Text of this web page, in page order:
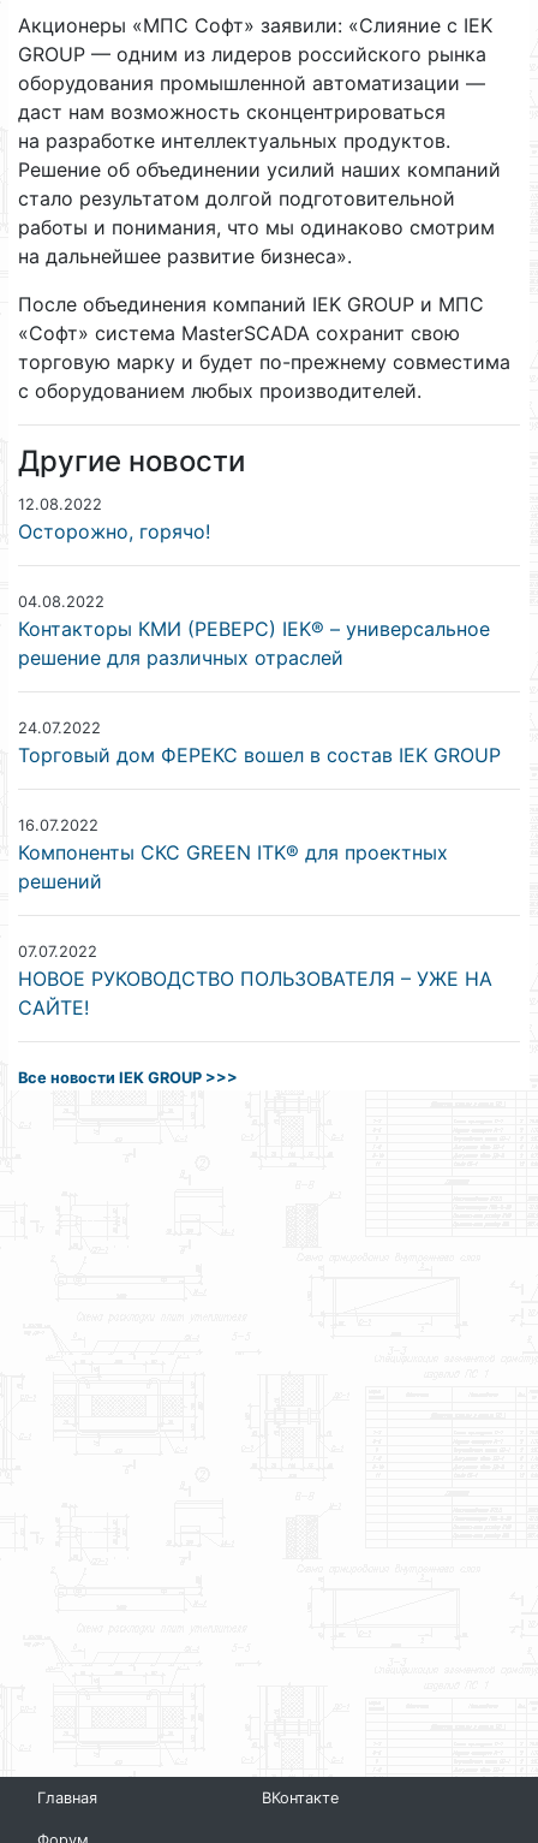
Акционеры «МПС Софт» заявили: «Слияние с IEK
GROUP — одним из лидеров российского рынка
оборудования промышленной автоматизации —
даст нам возможность сконцентрироваться
на разработке интеллектуальных продуктов.
Решение об объединении усилий наших компаний
стало результатом долгой подготовительной
работы и понимания, что мы одинаково смотрим
на дальнейшее развитие бизнеса».
После объединения компаний IEK GROUP и МПС
«Софт» система MasterSCADA сохранит свою
торговую марку и будет по-прежнему совместима
с оборудованием любых производителей.
Другие новости
12.08.2022
Осторожно, горячо!
04.08.2022
Контакторы КМИ (РЕВЕРС) IEK® – универсальное
решение для различных отраслей
24.07.2022
Торговый дом ФЕРЕКС вошел в состав IEK GROUP
16.07.2022
Компоненты СКС GREEN ITK® для проектных
решений
07.07.2022
НОВОЕ РУКОВОДСТВО ПОЛЬЗОВАТЕЛЯ – УЖЕ НА
САЙТЕ!
Все новости IEK GROUP >>>
Главная ВКонтакте